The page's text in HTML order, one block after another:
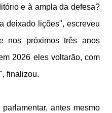
e à ampla da defesa?
deixado lições", escreveu
nos próximos três anos
2026 eles voltarão, com
finalizou.
antes mesmo